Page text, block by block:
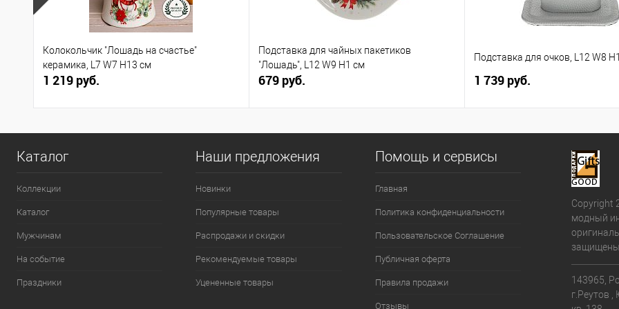
Колокольчик "Лошадь на счастье"
керамика, L7 W7 H13 см
1 219 руб.
Подставка для чайных пакетиков
"Лошадь", L12 W9 H1 см
679 руб.
Подставка для очков, L12 W8
1 739 руб.
Каталог
Коллекции
Каталог
Мужчинам
На событие
Праздники
Наши предложения
Новинки
Популярные товары
Распродажи и скидки
Рекомендуемые товары
Уцененные товары
Помощь и сервисы
Главная
Политика конфиденциальности
Пользовательское Соглашение
Публичная оферта
Правила продажи
Отзывы
Copyright
модный
143965,
г.Реутов